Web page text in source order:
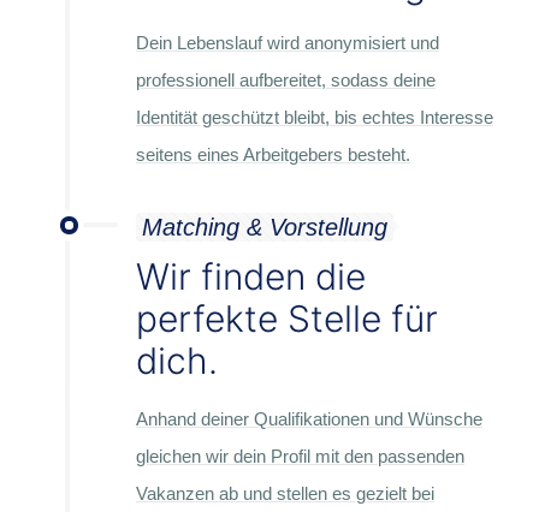
Dein Lebenslauf wird anonymisiert und
professionell aufbereitet, sodass deine
Identität geschützt bleibt, bis echtes Interesse
seitens eines Arbeitgebers besteht.
Matching & Vorstellung
Wir finden die
perfekte Stelle für
dich.
Anhand deiner Qualifikationen und Wünsche
gleichen wir dein Profil mit den passenden
Vakanzen ab und stellen es gezielt bei